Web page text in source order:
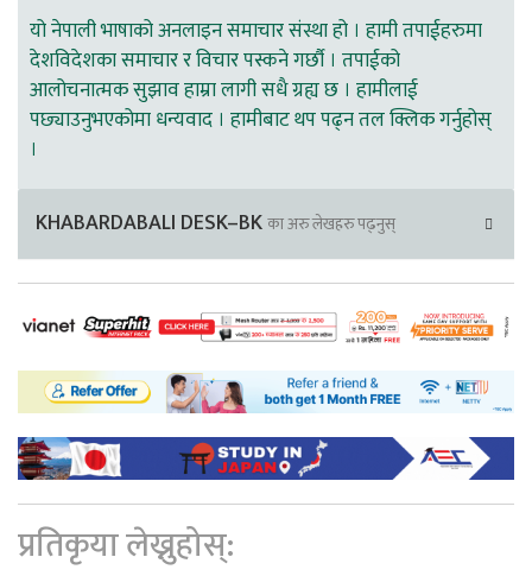
यो नेपाली भाषाको अनलाइन समाचार संस्था हो । हामी तपाईहरुमा
देशविदेशका समाचार र विचार पस्कने गर्छौ । तपाईको
आलोचनात्मक सुझाव हाम्रा लागी सधै ग्रह्य छ । हामीलाई
पछ्याउनुभएकोमा धन्यवाद । हामीबाट थप पढ्न तल क्लिक गर्नुहोस्
।
KHABARDABALI DESK–BKका अरु लेखहरु पढ्नुस्
प्रतिकृया लेख्नुहोस्: